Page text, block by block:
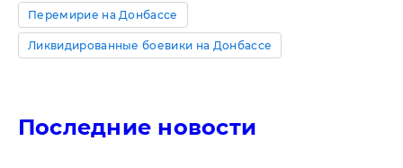
Перемирие на Донбассе
Ликвидированные боевики на Донбассе
Последние новости